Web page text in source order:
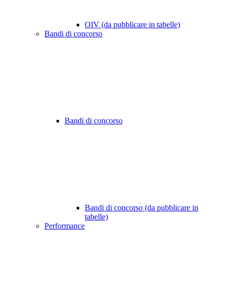
OIV (da pubblicare in tabelle)
Bandi di concorso
Bandi di concorso
Bandi di concorso (da pubblicare in
tabelle)
Performance